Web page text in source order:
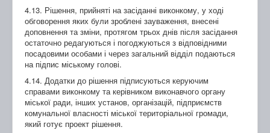
4.13. Рішення, прийняті на засіданні виконкому, у ході
обговорення яких були зроблені зауваження, внесені
доповнення та зміни, протягом трьох днів після засідання
остаточно редагуються і погоджуються з відповідними
посадовими особами і через загальний відділ подаються
на підпис міському голові.
4.14. Додатки до рішення підписуються керуючим
справами виконкому та керівником виконавчого органу
міської ради, інших установ, організацій, підприємств
комунальної власності міської територіальної громади,
який готує проект рішення.